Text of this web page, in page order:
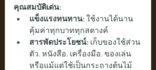
คุณสมบัติเด่น:
แข็งแรงทนทาน: ใช้งานได้นาน
คุ้มค่าทุกบาททุกสตางค์
สารพัดประโยชน์: เก็บของใช้ส่วน
ตัว, หนังสือ, เครื่องมือ, ของเล่น
หรือแม้แต่ใช้เป็นกระถางต้นไม้